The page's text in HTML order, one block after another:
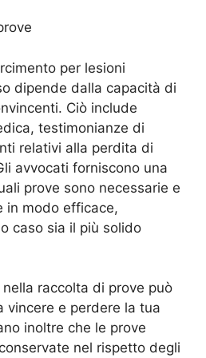
per lesioni
dipende dalla capacità di
Ciò include
testimonianze di
relativi alla perdita di
avvocati forniscono una
prove sono necessarie e
in modo efficace,
caso sia il più solido
raccolta di prove può
vincere e perdere la tua
inoltre che le prove
nel rispetto degli